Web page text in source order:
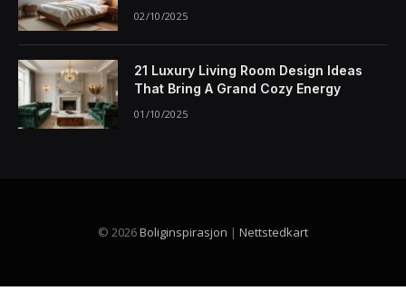
02/10/2025
21 Luxury Living Room Design Ideas
That Bring A Grand Cozy Energy
01/10/2025
© 2026Boliginspirasjon | Nettstedkart